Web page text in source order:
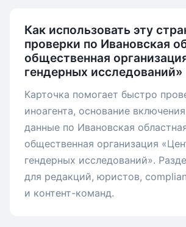
Как использовать эту
проверки по Ивановская
общественная
гендерных исследований»
Карточка помогает быстро
иноагента, основание
данные по Ивановская
общественная организация
гендерных исследований».
для редакций, юристов,
и контент-команд.